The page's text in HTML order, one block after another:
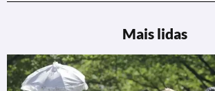
Mais lidas